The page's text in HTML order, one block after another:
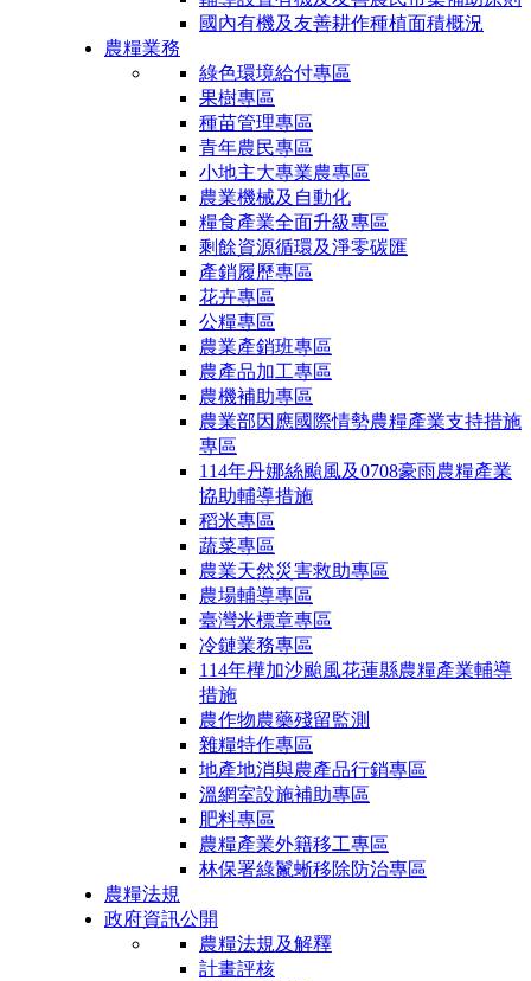
國內有機及友善耕作種植面積概況
農糧業務
綠色環境給付專區
果樹專區
種苗管理專區
青年農民專區
小地主大專業農專區
農業機械及自動化
糧食產業全面升級專區
剩餘資源循環及淨零碳匯
產銷履歷專區
花卉專區
公糧專區
農業產銷班專區
農產品加工專區
農機補助專區
農業部因應國際情勢農糧產業支持措施
專區
114年丹娜絲颱風及0708豪雨農糧產業
協助輔導措施
稻米專區
蔬菜專區
農業天然災害救助專區
農場輔導專區
臺灣米標章專區
冷鏈業務專區
114年樺加沙颱風花蓮縣農糧產業輔導
措施
農作物農藥殘留監測
雜糧特作專區
地產地消與農產品行銷專區
溫網室設施補助專區
肥料專區
農糧產業外籍移工專區
林保署綠鬣蜥移除防治專區
農糧法規
政府資訊公開
農糧法規及解釋
計畫評核